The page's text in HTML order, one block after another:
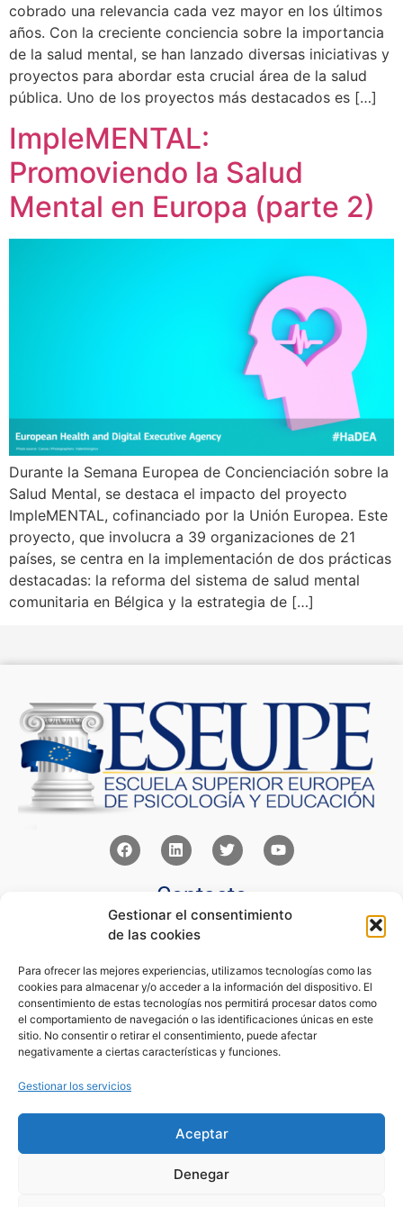
Gestionar el consentimiento
de las cookies
Para ofrecer las mejores experiencias, utilizamos tecnologías como las
cookies para almacenar y/o acceder a la información del dispositivo. El
consentimiento de estas tecnologías nos permitirá procesar datos como
el comportamiento de navegación o las identificaciones únicas en este
sitio. No consentir o retirar el consentimiento, puede afectar
negativamente a ciertas características y funciones.
Gestionar los servicios
Aceptar
Denegar
cobrado una relevancia cada vez mayor en los últimos
años. Con la creciente conciencia sobre la importancia
de la salud mental, se han lanzado diversas iniciativas y
proyectos para abordar esta crucial área de la salud
pública. Uno de los proyectos más destacados es […]
ImpleMENTAL:
Promoviendo la Salud
Mental en Europa (parte 2)
Durante la Semana Europea de Concienciación sobre la
Salud Mental, se destaca el impacto del proyecto
ImpleMENTAL, cofinanciado por la Unión Europea. Este
proyecto, que involucra a 39 organizaciones de 21
países, se centra en la implementación de dos prácticas
destacadas: la reforma del sistema de salud mental
comunitaria en Bélgica y la estrategia de […]
Contacto
Av Juan XXIII 15b Pozuelo de Alarcón – Madrid
+34 91 352 77 28
Links
Norlan Digital Marketing Para Psicólogos
Psicólogos Pozuelo
Psicología Para Tod@s
Legal
Condiciones de Uso y Venta